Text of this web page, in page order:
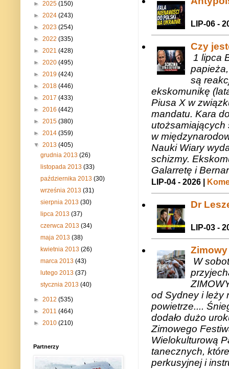
LIP-06 -
Czy
1 lipca
są
ekskomunikę
Piusa X w
mandatu. Kara
utożsamiających
w
Nauki Wiary
schizmy.
Galarretę i
LIP-04 - 2026 |
Dr
LIP-03 -
W
od Sydney i leży
powietrze....
dodało dużo
Zimowego
Wielokulturową
tanecznych,
perkusyjnej i
► 2025 (150)
► 2024 (243)
► 2023 (254)
► 2022 (335)
► 2021 (428)
► 2020 (495)
► 2019 (424)
► 2018 (446)
► 2017 (433)
► 2016 (442)
► 2015 (380)
► 2014 (359)
▼ 2013 (405)
grudnia 2013(26)
listopada 2013(33)
października 2013(30)
września 2013(31)
sierpnia 2013(30)
lipca 2013(37)
czerwca 2013(34)
maja 2013(38)
kwietnia 2013(26)
marca 2013(43)
lutego 2013(37)
stycznia 2013(40)
► 2012 (535)
► 2011 (464)
► 2010 (210)
Partnerzy